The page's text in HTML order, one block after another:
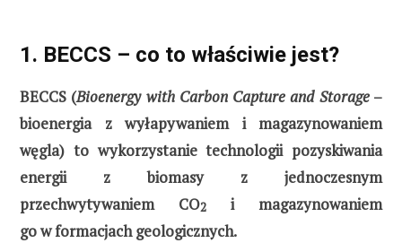
1. BECCS – co to właściwie jest?
BECCS (Bioenergy with Carbon Capture and Storage–
bioenergia z wyłapywaniem i magazynowaniem
węgla) to wykorzystanie technologii pozyskiwania
energii z biomasy z jednoczesnym
przechwytywaniem CO2
i magazynowaniem
go w formacjach geologicznych.